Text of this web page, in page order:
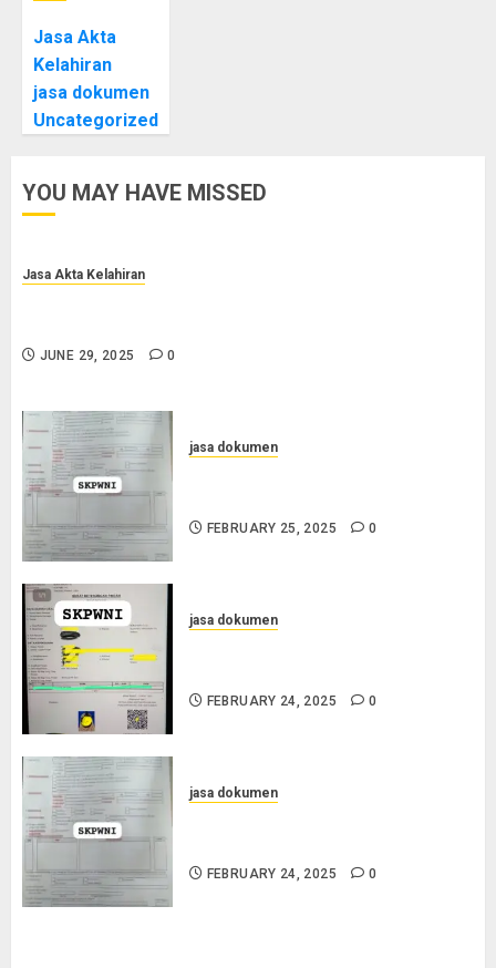
Jasa Akta
Kelahiran
jasa dokumen
Uncategorized
YOU MAY HAVE MISSED
Jasa Akta Kelahiran
JUNE 29, 2025 0
jasa dokumen
FEBRUARY 25, 2025 0
jasa dokumen
FEBRUARY 24, 2025 0
jasa dokumen
FEBRUARY 24, 2025 0